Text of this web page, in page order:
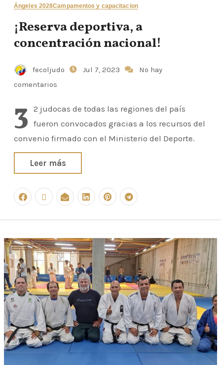
Ángeles 2028Campamentos y capacitacion
¡Reserva deportiva, a
concentración nacional!
fecoljudo Jul 7, 2023
No hay
comentarios
3 2 judocas de todas las regiones del país
fueron convocados gracias a los recursos del
convenio firmado con el Ministerio del Deporte.
Leer más